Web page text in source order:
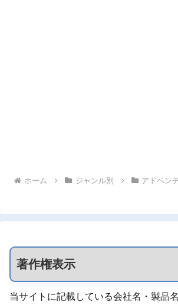
ホーム ジャンル別 アドベン
著作権表示
当サイトに記載している会社名・製品